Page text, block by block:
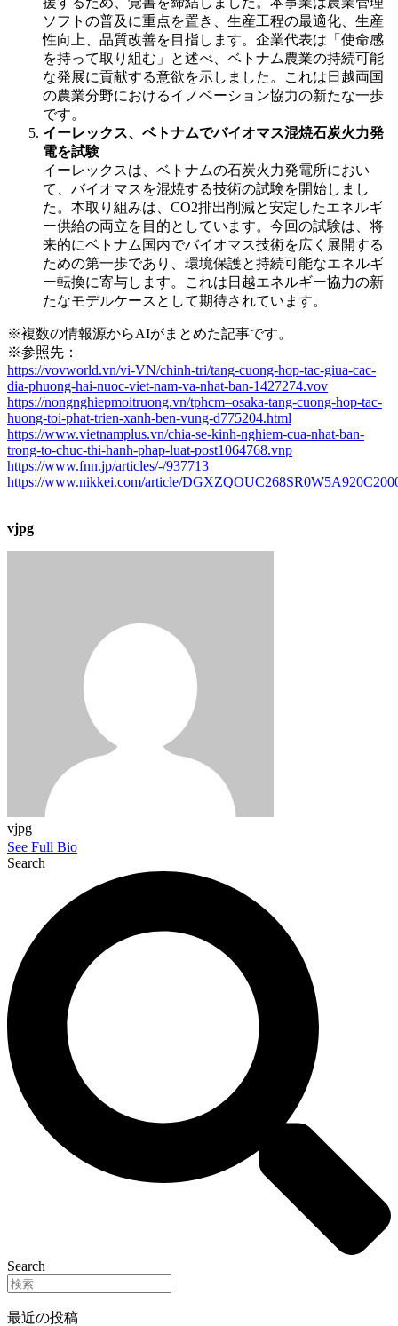
ソフトの普及に重点を置き、生産工程の最適化、生産
性向上、品質改善を目指します。企業代表は「使命感
を持って取り組む」と述べ、ベトナム農業の持続可能
な発展に貢献する意欲を示しました。これは日越両国
の農業分野におけるイノベーション協力の新たな一歩
です。
イーレックス、ベトナムでバイオマス混焼石炭火力発
電を試験
イーレックスは、ベトナムの石炭火力発電所におい
て、バイオマスを混焼する技術の試験を開始しまし
た。本取り組みは、CO2排出削減と安定したエネルギ
ー供給の両立を目的としています。今回の試験は、将
来的にベトナム国内でバイオマス技術を広く展開する
ための第一歩であり、環境保護と持続可能なエネルギ
ー転換に寄与します。これは日越エネルギー協力の新
たなモデルケースとして期待されています。
※複数の情報源からAIがまとめた記事です。
※参照先：
https://vovworld.vn/vi-VN/chinh-tri/tang-cuong-hop-tac-giua-cac-
dia-phuong-hai-nuoc-viet-nam-va-nhat-ban-1427274.vov
https://nongnghiepmoitruong.vn/tphcm–osaka-tang-cuong-hop-tac-
huong-toi-phat-trien-xanh-ben-vung-d775204.html
https://www.vietnamplus.vn/chia-se-kinh-nghiem-cua-nhat-ban-
trong-to-chuc-thi-hanh-phap-luat-post1064768.vnp
https://www.fnn.jp/articles/-/937713
https://www.nikkei.com/article/
vjpg
vjpg
See Full Bio
Search
Search
最近の投稿